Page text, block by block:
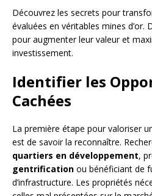
Découvrez les secrets pour
évaluées en véritables mines d’or.
pour augmenter leur valeur et
investissement.
Identifier les
Cachées
La première étape pour valoriser
est de savoir la reconnaître.
quartiers en développement,
gentrification ou bénéficiant de
d’infrastructure. Les propriétés